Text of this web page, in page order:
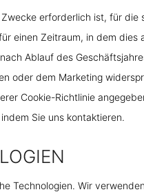
erforderlich ist, für
Zeitraum, in dem dies
Ablauf des
oder dem Marketing
Cookie-Richtlinie
Sie uns kontaktieren.
Technologien. Wir